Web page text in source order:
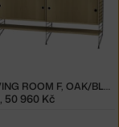
STRING LIVING ROOM F, OAK/BLACK
, 50 960 Kč